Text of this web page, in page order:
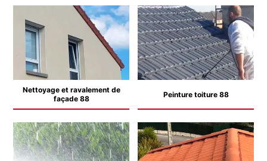
Nettoyage et ravalement de
façade 88
Peinture toiture 88